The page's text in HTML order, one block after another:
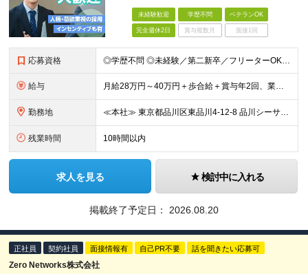
未経験歓迎 学歴不問 ベテランOK
完全週休2日 賞与複数月 面接1回
応募資格 ◎学歴不問 ◎未経験／第二新卒／フリーターOK ◎IT業界が初めての方も大歓迎 ※人物・意欲重視の採用です！ ★医療業界、アパレル、飲食の接客、プロボクサーなど、さまざまな前職の先輩が未経験から営業
給与 月給28万円～40万円＋歩合給＋賞与年2回、業績手当1回 ※経験・スキルを考慮し、当社規定により優遇します。 ※上記月給額には、一律支給の調整手当（1万円）、固定残業代（12時間分・2万2000円～
勤務地 ≪本社≫ 東京都品川区東品川4-12-8 品川シーサイドイーストタワー15階 ※2024年1月に完成したばかりのきれいなオフィスです！ ※転居を伴う転勤はなし
残業時間 10時間以内
求人を見る 検討中に入れる
掲載終了予定日： 2026.08.20
正社員 契約社員 面接情報有 自己PR不要 話を聞きたい応募可
Zero Networks株式会社